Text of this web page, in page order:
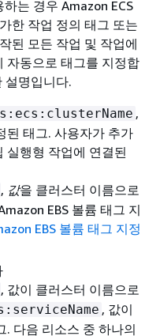
는 경우 Amazon ECS
한 작업 정의 태그 또는
된 모든 작업 및 작업에
자동으로 태그를 지정합
설명입니다.
,
된 태그. 사용자가 추가
실행형 작업에 연결된
, 값을 클러스터 이름으로
EBS 볼륨 태그 지
EBS 볼륨 태그 지정
, 값이 클러스터 이름으로
, 값이
. 다음 리소스 중 하나의